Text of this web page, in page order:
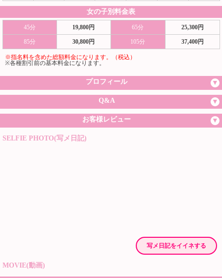
女の子別料金表
45分 19,800円 65分 25,300円
85分 30,800円 105分 37,400円
※指名料を含めた総額料金になります。（税込）
※各種割引前の基本料金になります。
プロフィール
Q&A
お客様レビュー
SELFIE PHOTO(写メ日記)
写メ日記をイイネする
MOVIE(動画)